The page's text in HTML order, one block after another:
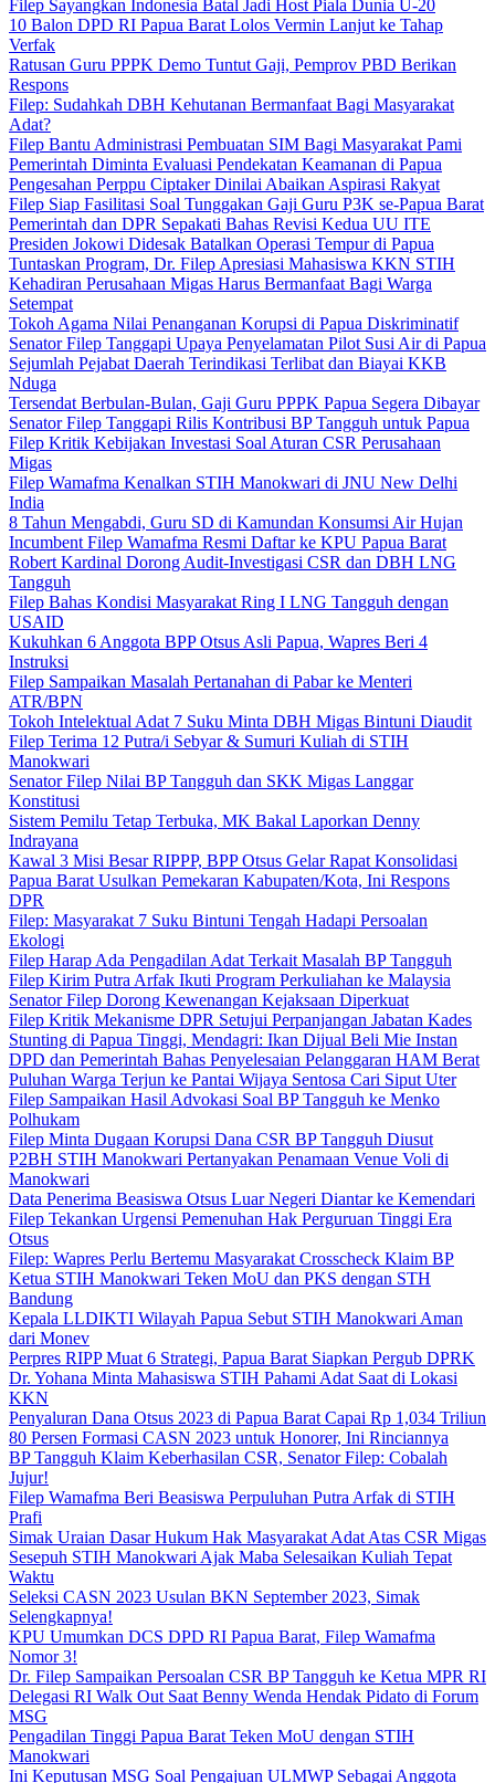
Filep Sayangkan Indonesia Batal Jadi Host Piala Dunia U-20
10 Balon DPD RI Papua Barat Lolos Vermin Lanjut ke Tahap
Verfak
Ratusan Guru PPPK Demo Tuntut Gaji, Pemprov PBD Berikan
Respons
Filep: Sudahkah DBH Kehutanan Bermanfaat Bagi Masyarakat
Adat?
Filep Bantu Administrasi Pembuatan SIM Bagi Masyarakat Pami
Pemerintah Diminta Evaluasi Pendekatan Keamanan di Papua
Pengesahan Perppu Ciptaker Dinilai Abaikan Aspirasi Rakyat
Filep Siap Fasilitasi Soal Tunggakan Gaji Guru P3K se-Papua Barat
Pemerintah dan DPR Sepakati Bahas Revisi Kedua UU ITE
Presiden Jokowi Didesak Batalkan Operasi Tempur di Papua
Tuntaskan Program, Dr. Filep Apresiasi Mahasiswa KKN STIH
Kehadiran Perusahaan Migas Harus Bermanfaat Bagi Warga
Setempat
Tokoh Agama Nilai Penanganan Korupsi di Papua Diskriminatif
Senator Filep Tanggapi Upaya Penyelamatan Pilot Susi Air di Papua
Sejumlah Pejabat Daerah Terindikasi Terlibat dan Biayai KKB
Nduga
Tersendat Berbulan-Bulan, Gaji Guru PPPK Papua Segera Dibayar
Senator Filep Tanggapi Rilis Kontribusi BP Tangguh untuk Papua
Filep Kritik Kebijakan Investasi Soal Aturan CSR Perusahaan
Migas
Filep Wamafma Kenalkan STIH Manokwari di JNU New Delhi
India
8 Tahun Mengabdi, Guru SD di Kamundan Konsumsi Air Hujan
Incumbent Filep Wamafma Resmi Daftar ke KPU Papua Barat
Robert Kardinal Dorong Audit-Investigasi CSR dan DBH LNG
Tangguh
Filep Bahas Kondisi Masyarakat Ring I LNG Tangguh dengan
USAID
Kukuhkan 6 Anggota BPP Otsus Asli Papua, Wapres Beri 4
Instruksi
Filep Sampaikan Masalah Pertanahan di Pabar ke Menteri
ATR/BPN
Tokoh Intelektual Adat 7 Suku Minta DBH Migas Bintuni Diaudit
Filep Terima 12 Putra/i Sebyar & Sumuri Kuliah di STIH
Manokwari
Senator Filep Nilai BP Tangguh dan SKK Migas Langgar
Konstitusi
Sistem Pemilu Tetap Terbuka, MK Bakal Laporkan Denny
Indrayana
Kawal 3 Misi Besar RIPPP, BPP Otsus Gelar Rapat Konsolidasi
Papua Barat Usulkan Pemekaran Kabupaten/Kota, Ini Respons
DPR
Filep: Masyarakat 7 Suku Bintuni Tengah Hadapi Persoalan
Ekologi
Filep Harap Ada Pengadilan Adat Terkait Masalah BP Tangguh
Filep Kirim Putra Arfak Ikuti Program Perkuliahan ke Malaysia
Senator Filep Dorong Kewenangan Kejaksaan Diperkuat
Filep Kritik Mekanisme DPR Setujui Perpanjangan Jabatan Kades
Stunting di Papua Tinggi, Mendagri: Ikan Dijual Beli Mie Instan
DPD dan Pemerintah Bahas Penyelesaian Pelanggaran HAM Berat
Puluhan Warga Terjun ke Pantai Wijaya Sentosa Cari Siput Uter
Filep Sampaikan Hasil Advokasi Soal BP Tangguh ke Menko
Polhukam
Filep Minta Dugaan Korupsi Dana CSR BP Tangguh Diusut
P2BH STIH Manokwari Pertanyakan Penamaan Venue Voli di
Manokwari
Data Penerima Beasiswa Otsus Luar Negeri Diantar ke Kemendari
Filep Tekankan Urgensi Pemenuhan Hak Perguruan Tinggi Era
Otsus
Filep: Wapres Perlu Bertemu Masyarakat Crosscheck Klaim BP
Ketua STIH Manokwari Teken MoU dan PKS dengan STH
Bandung
Kepala LLDIKTI Wilayah Papua Sebut STIH Manokwari Aman
dari Monev
Perpres RIPP Muat 6 Strategi, Papua Barat Siapkan Pergub DPRK
Dr. Yohana Minta Mahasiswa STIH Pahami Adat Saat di Lokasi
KKN
Penyaluran Dana Otsus 2023 di Papua Barat Capai Rp 1,034 Triliun
80 Persen Formasi CASN 2023 untuk Honorer, Ini Rinciannya
BP Tangguh Klaim Keberhasilan CSR, Senator Filep: Cobalah
Jujur!
Filep Wamafma Beri Beasiswa Perpuluhan Putra Arfak di STIH
Prafi
Simak Uraian Dasar Hukum Hak Masyarakat Adat Atas CSR Migas
Sesepuh STIH Manokwari Ajak Maba Selesaikan Kuliah Tepat
Waktu
Seleksi CASN 2023 Usulan BKN September 2023, Simak
Selengkapnya!
KPU Umumkan DCS DPD RI Papua Barat, Filep Wamafma
Nomor 3!
Dr. Filep Sampaikan Persoalan CSR BP Tangguh ke Ketua MPR RI
Delegasi RI Walk Out Saat Benny Wenda Hendak Pidato di Forum
MSG
Pengadilan Tinggi Papua Barat Teken MoU dengan STIH
Manokwari
Ini Keputusan MSG Soal Pengajuan ULMWP Sebagai Anggota